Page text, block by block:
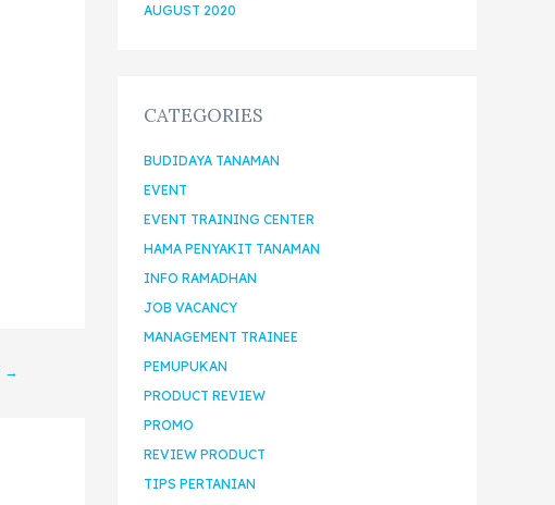
→
AUGUST 2020
CATEGORIES
BUDIDAYA TANAMAN
EVENT
EVENT TRAINING CENTER
HAMA PENYAKIT TANAMAN
INFO RAMADHAN
JOB VACANCY
MANAGEMENT TRAINEE
PEMUPUKAN
PRODUCT REVIEW
PROMO
REVIEW PRODUCT
TIPS PERTANIAN